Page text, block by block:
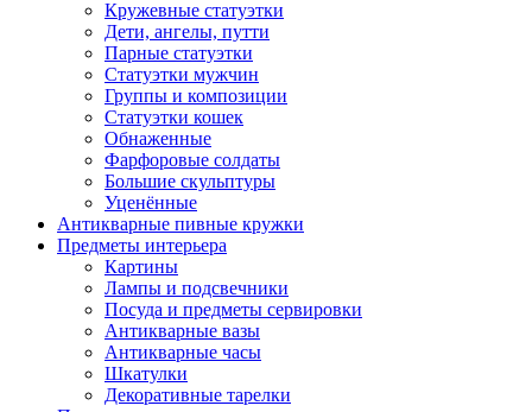
Кружевные статуэтки
Дети, ангелы, путти
Парные статуэтки
Статуэтки мужчин
Группы и композиции
Статуэтки кошек
Обнаженные
Фарфоровые солдаты
Большие скульптуры
Уценённые
Антикварные пивные кружки
Предметы интерьера
Картины
Лампы и подсвечники
Посуда и предметы сервировки
Антикварные вазы
Антикварные часы
Шкатулки
Декоративные тарелки